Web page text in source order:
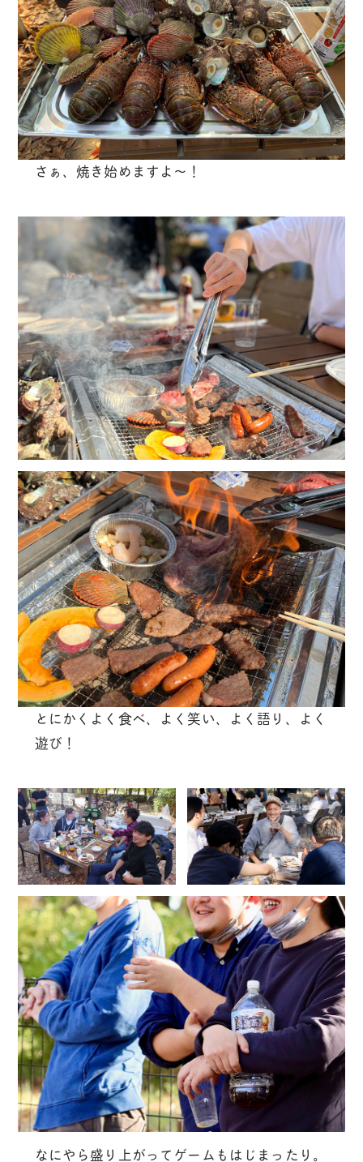
さぁ、焼き始めますよ〜！
とにかくよく食べ、よく笑い、よく語り、よく
遊び！
なにやら盛り上がってゲームもはじまったり。